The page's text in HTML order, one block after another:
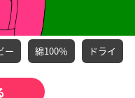
ー 綿100％ ドライ